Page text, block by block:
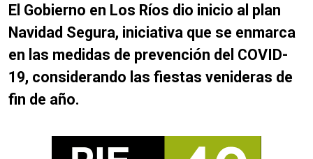
El Gobierno en Los Ríos dio inicio al plan
Navidad Segura, iniciativa que se enmarca
en las medidas de prevención del COVID-
19, considerando las fiestas venideras de
fin de año.